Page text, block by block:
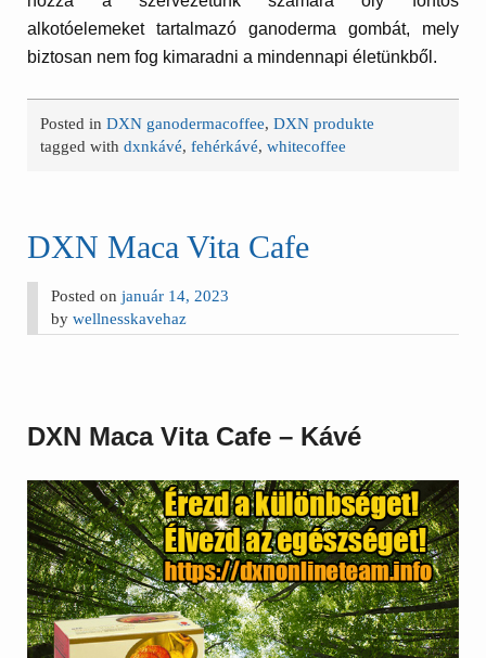
alkotóelemeket tartalmazó ganoderma gombát, mely
biztosan nem fog kimaradni a mindennapi életünkből.
Posted inDXN ganodermacoffee,DXN produkte
tagged withdxnkávé,fehérkávé,whitecoffee
DXN Maca Vita Cafe
Posted onjanuár 14, 2023
bywellnesskavehaz
DXN Maca Vita Cafe – Kávé